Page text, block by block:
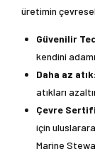
üretimin
Güvenilir
kendini
Daha az atık:
atıkları
Çevre
için
Marine